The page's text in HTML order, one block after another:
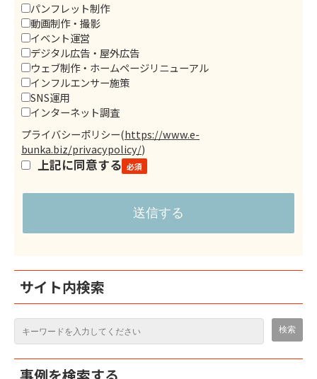
パンフレット制作
動画制作・撮影
イベント運営
デジタル広告・屋外広告
ウェブ制作・ホームページリニューアル
インフルエンサー施策
SNS運用
インターネット調査
プライバシーポリシー(https://www.e-
bunka.biz/privacypolicy/)
上記に同意する
サイト内検索